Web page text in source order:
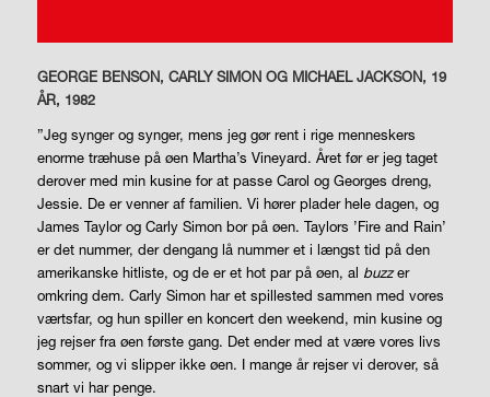
GEORGE BENSON, CARLY SIMON OG MICHAEL JACKSON, 19
ÅR, 1982
”Jeg synger og synger, mens jeg gør rent i rige menneskers
enorme træhuse på øen Martha’s Vineyard. Året før er jeg taget
derover med min kusine for at passe Carol og Georges dreng,
Jessie. De er venner af familien. Vi hører plader hele dagen, og
James Taylor og Carly Simon bor på øen. Taylors ’Fire and Rain’
er det nummer, der dengang lå nummer et i længst tid på den
amerikanske hitliste, og de er et hot par på øen, al buzzer
omkring dem. Carly Simon har et spillested sammen med vores
værtsfar, og hun spiller en koncert den weekend, min kusine og
jeg rejser fra øen første gang. Det ender med at være vores livs
sommer, og vi slipper ikke øen. I mange år rejser vi derover, så
snart vi har penge.